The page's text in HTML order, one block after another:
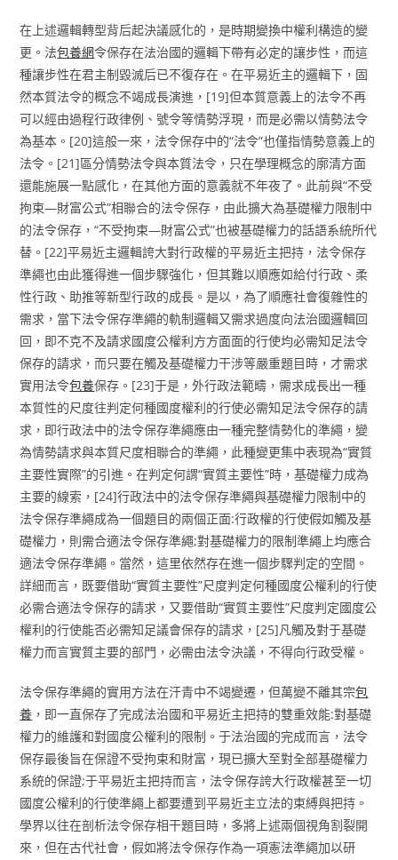
在上述邏輯轉型背后起決議感化的，是時期變換中權利構造的變
更。法包養網令保存在法治國的邏輯下帶有必定的讓步性，而這
種讓步性在君主制毀滅后已不復存在。在平易近主的邏輯下，固
然本質法令的概念不竭成長演進，[19]但本質意義上的法令不再
可以經由過程行政律例、號令等情勢浮現，而是必需以情勢法令
為基本。[20]這般一來，法令保存中的“法令”也僅指情勢意義上的
法令。[21]區分情勢法令與本質法令，只在學理概念的廓清方面
還能施展一點感化，在其他方面的意義就不年夜了。此前與“不受
拘束—財富公式”相聯合的法令保存，由此擴大為基礎權力限制中
的法令保存，“不受拘束—財富公式”也被基礎權力的話語系統所代
替。[22]平易近主邏輯誇大對行政權的平易近主把持，法令保存
準繩也由此獲得進一個步驟強化，但其難以順應如給付行政、柔
性行政、助推等新型行政的成長。是以，為了順應社會復雜性的
需求，當下法令保存準繩的軌制邏輯又需求過度向法治國邏輯回
回，即不克不及請求國度公權利方方面面的行使均必需知足法令
保存的請求，而只要在觸及基礎權力干涉等嚴重題目時，才需求
實用法令包養保存。[23]于是，外行政法範疇，需求成長出一種
本質性的尺度往判定何種國度權利的行使必需知足法令保存的請
求，即行政法中的法令保存準繩應由一種完整情勢化的準繩，變
為情勢請求與本質尺度相聯合的準繩，此種變更集中表現為“實質
主要性實際”的引進。在判定何謂“實質主要性”時，基礎權力成為
主要的線索，[24]行政法中的法令保存準繩與基礎權力限制中的
法令保存準繩成為一個題目的兩個正面:行政權的行使假如觸及基
礎權力，則需合適法令保存準繩;對基礎權力的限制準繩上均應合
適法令保存準繩。當然，這里依然存在進一個步驟判定的空間。
詳細而言，既要借助“實質主要性”尺度判定何種國度公權利的行使
必需合適法令保存的請求，又要借助“實質主要性”尺度判定國度公
權利的行使能否必需知足議會保存的請求，[25]凡觸及對于基礎
權力而言實質主要的部門，必需由法令決議，不得向行政受權。
法令保存準繩的實用方法在汗青中不竭變遷，但萬變不離其宗包
養 ，即一直保存了完成法治國和平易近主把持的雙重效能:對基礎
權力的維護和對國度公權利的限制。于法治國的完成而言，法令
保存最後旨在保證不受拘束和財富，現已擴大至對全部基礎權力
系統的保證;于平易近主把持而言，法令保存誇大行政權甚至一切
國度公權利的行使準繩上都要遭到平易近主立法的束縛與把持。
學界以往在剖析法令保存相干題目時，多將上述兩個視角割裂開
來，但在古代社會，假如將法令保存作為一項憲法準繩加以研